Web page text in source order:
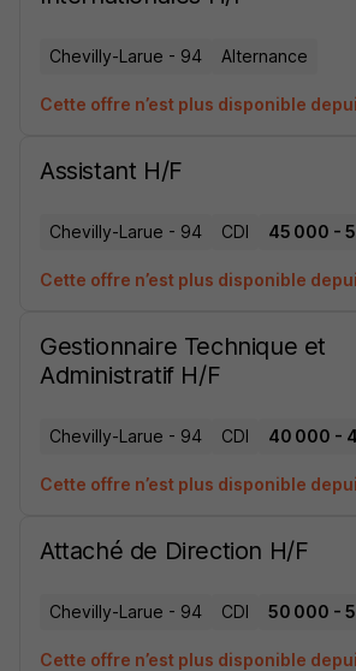
Chevilly-Larue - 94 Alternance
Cette offre n’est plus disponible
Assistant H/F
Chevilly-Larue - 94 CDI 45 000 -
Cette offre n’est plus disponible
Gestionnaire Technique et
Administratif H/F
Chevilly-Larue - 94 CDI 40 000 -
Cette offre n’est plus disponible
Attaché de Direction H/F
Chevilly-Larue - 94 CDI 50 000 -
Cette offre n’est plus disponible